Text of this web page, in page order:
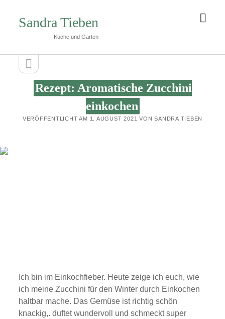
Sandra Tieben
Küche und Garten
Seitenleiste
Seitenleiste
öffnen
Sandra
Beiträge
Rezept: Aromatische Zucchini
einkochen
VERÖFFENTLICHT AM 1. AUGUST 2021 VON SANDRA TIEBEN
Ich bin im Einkochfieber. Heute zeige ich euch, wie
ich meine Zucchini für den Winter durch Einkochen
haltbar mache. Das Gemüse ist richtig schön
knackig,. duftet wundervoll und schmeckt super